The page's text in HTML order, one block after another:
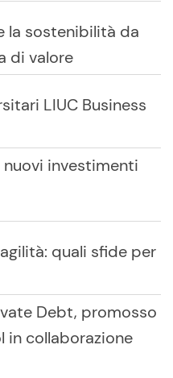
la sostenibilità da
di valore
LIUC Business
nuovi investimenti
quali sfide per
Debt, promosso
in collaborazione